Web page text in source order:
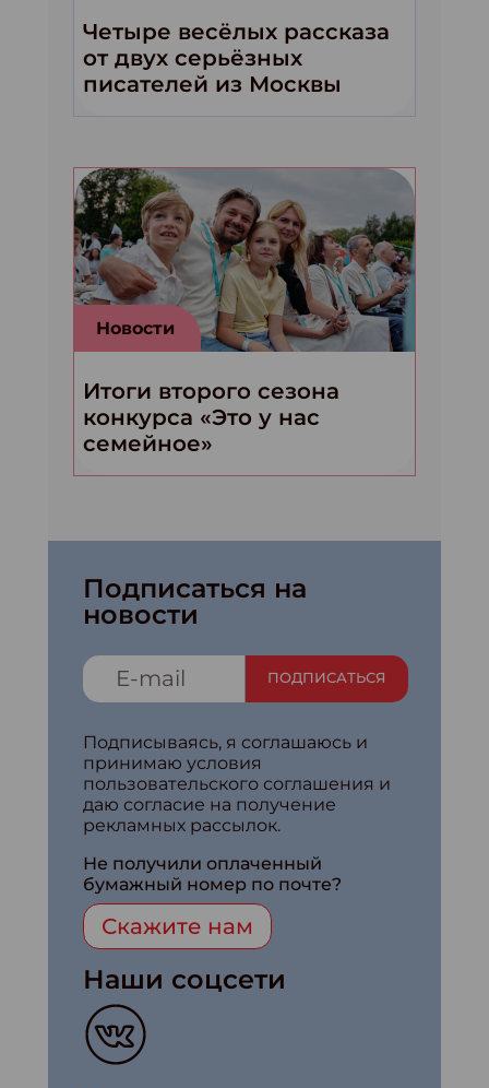
Четыре весёлых рассказа
от двух серьёзных
писателей из Москвы
Новости
Итоги второго сезона
конкурса «Это у нас
семейное»
Подписаться на
новости
ПОДПИСАТЬСЯ
Подписываясь, я соглашаюсь и
принимаю условия
пользовательского соглашения и
даю согласие на получение
рекламных рассылок.
Не получили оплаченный
бумажный номер по почте?
Скажите нам
Наши соцсети